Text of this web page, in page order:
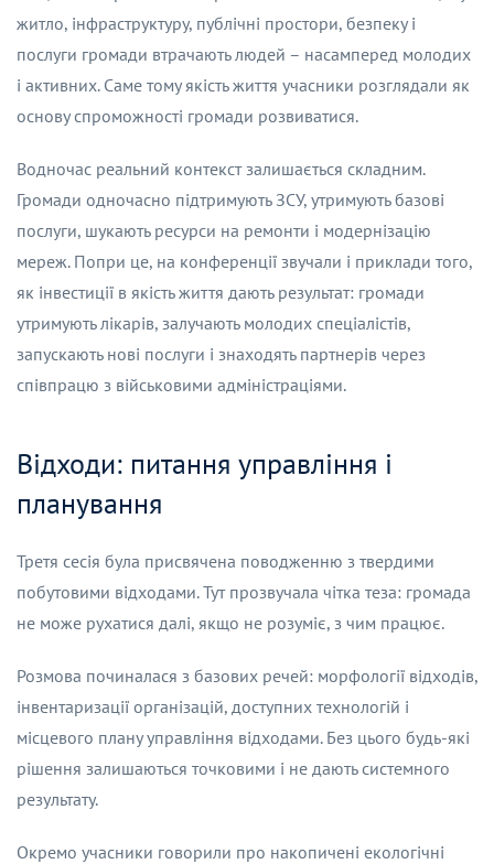
житло, інфраструктуру, публічні простори, безпеку і
послуги громади втрачають людей – насамперед молодих
і активних. Саме тому якість життя учасники розглядали як
основу спроможності громади розвиватися.
Водночас реальний контекст залишається складним.
Громади одночасно підтримують ЗСУ, утримують базові
послуги, шукають ресурси на ремонти і модернізацію
мереж. Попри це, на конференції звучали і приклади того,
як інвестиції в якість життя дають результат: громади
утримують лікарів, залучають молодих спеціалістів,
запускають нові послуги і знаходять партнерів через
співпрацю з військовими адміністраціями.
Відходи: питання управління і
планування
Третя сесія була присвячена поводженню з твердими
побутовими відходами. Тут прозвучала чітка теза: громада
не може рухатися далі, якщо не розуміє, з чим працює.
Розмова починалася з базових речей: морфології відходів,
інвентаризації організацій, доступних технологій і
місцевого плану управління відходами. Без цього будь-які
рішення залишаються точковими і не дають системного
результату.
Окремо учасники говорили про накопичені екологічні